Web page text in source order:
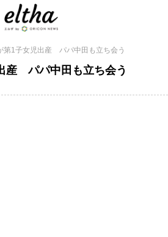
第1子女児出産 パパ中田も立ち会う
産 パパ中田も立ち会う